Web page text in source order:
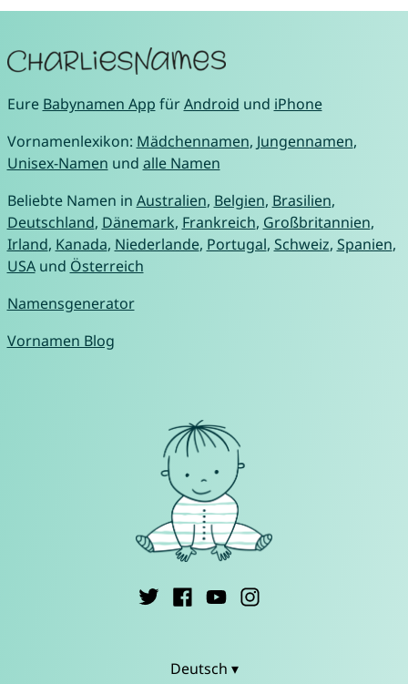
Eure Babynamen App fürAndroid und iPhone
Vornamenlexikon: Mädchennamen, Jungennamen,
Unisex-Namen und alle Namen
Beliebte Namen in Australien, Belgien, Brasilien,
Deutschland, Dänemark, Frankreich, Großbritannien,
Irland, Kanada, Niederlande, Portugal, Schweiz, Spanien,
USAund Österreich
Namensgenerator
Vornamen Blog
Deutsch ▾